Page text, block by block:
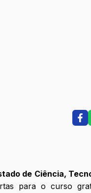
de Ciência,
para o curso